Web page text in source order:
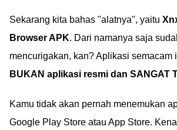
Sekarang kita bahas "alatnya", yaitu
Browser APK. Dari namanya saja
mencurigakan, kan? Aplikasi semacam
BUKAN aplikasi resmi dan SANGAT
Kamu tidak akan pernah menemukan
Google Play Store atau App Store.